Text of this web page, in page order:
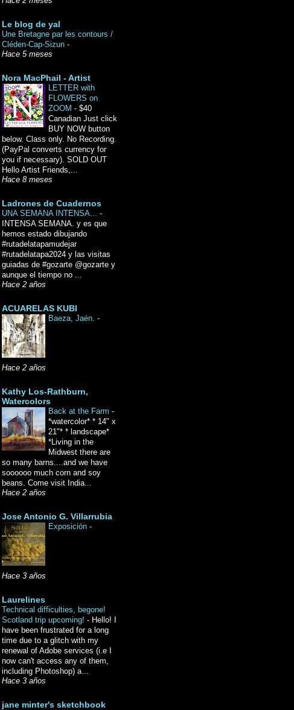
Le blog de yal
Une Bretagne par les contours /
Cléden-Cap-Sizun -
Hace 5 meses
Nora MacPhail - Artist
LETTER with
FLOWERS on
ZOOM - $40
Canadian Just click
BUY NOW button
below. Class only. No Recording.
(PayPal converts currency for
you if necessary). SOLD OUT
Hello Artist Friends,...
Hace 8 meses
Ladrones de Cuadernos
UNA SEMANA INTENSA... -
INTENSA SEMANA. y es que
hemos estado dibujando
#rutadelatapamudejar
#rutadelatapa2024 y las visitas
guiadas de #gozarte @gozarte y
aunque el tiempo no ...
Hace 2 años
ACUARELAS KUBI
Baeza, Jaén. -
Hace 2 años
Kathy Los-Rathburn,
Watercolors
Back at the Farm -
*watercolor* * 14" x
21"* * landscape*
*Living in the
Midwest there are
so many barns....and we have
soooooo much corn and soy
beans. Come visit India...
Hace 2 años
Jose Antonio G. Villarrubia
Exposición -
Hace 3 años
Laurelines
Technical difficulties, begone!
Scotland trip upcoming! - Hello! I
have been frustrated for a long
time due to a glitch with my
renewal of Adobe services (i.e I
now can't access any of them,
including Photoshop) a...
Hace 3 años
jane minter's sketchbook